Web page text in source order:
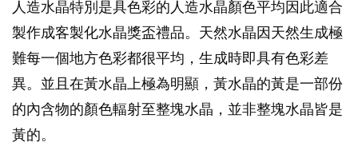
人造水晶特別是具色彩的人造水晶顏色平均因此適合
製作成客製化水晶獎盃禮品。天然水晶因天然生成極
難每一個地方色彩都很平均，生成時即具有色彩差
異。並且在黃水晶上極為明顯，黃水晶的黃是一部份
的內含物的顏色輻射至整塊水晶，並非整塊水晶皆是
黃的。